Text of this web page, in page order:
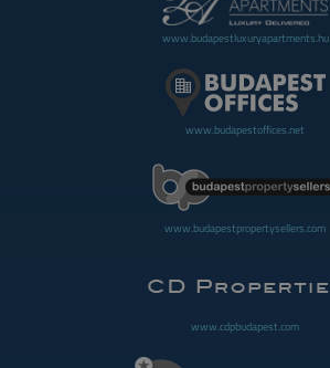
www.budapestluxuryapartments.hu
www.budapestoffices.net
www.budapestpropertysellers.com
www.cdpbudapest.com